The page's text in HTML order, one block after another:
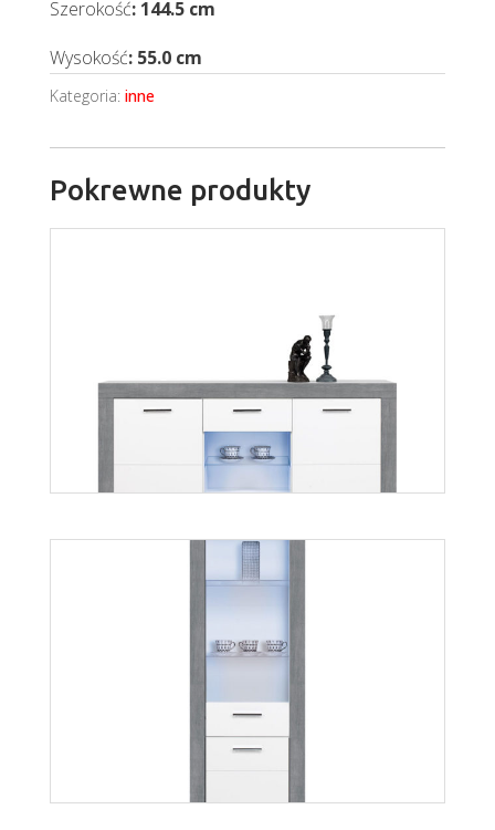
Szerokość: 144.5 cm
Wysokość: 55.0 cm
Kategoria: inne
Pokrewne produkty
Twin TW4